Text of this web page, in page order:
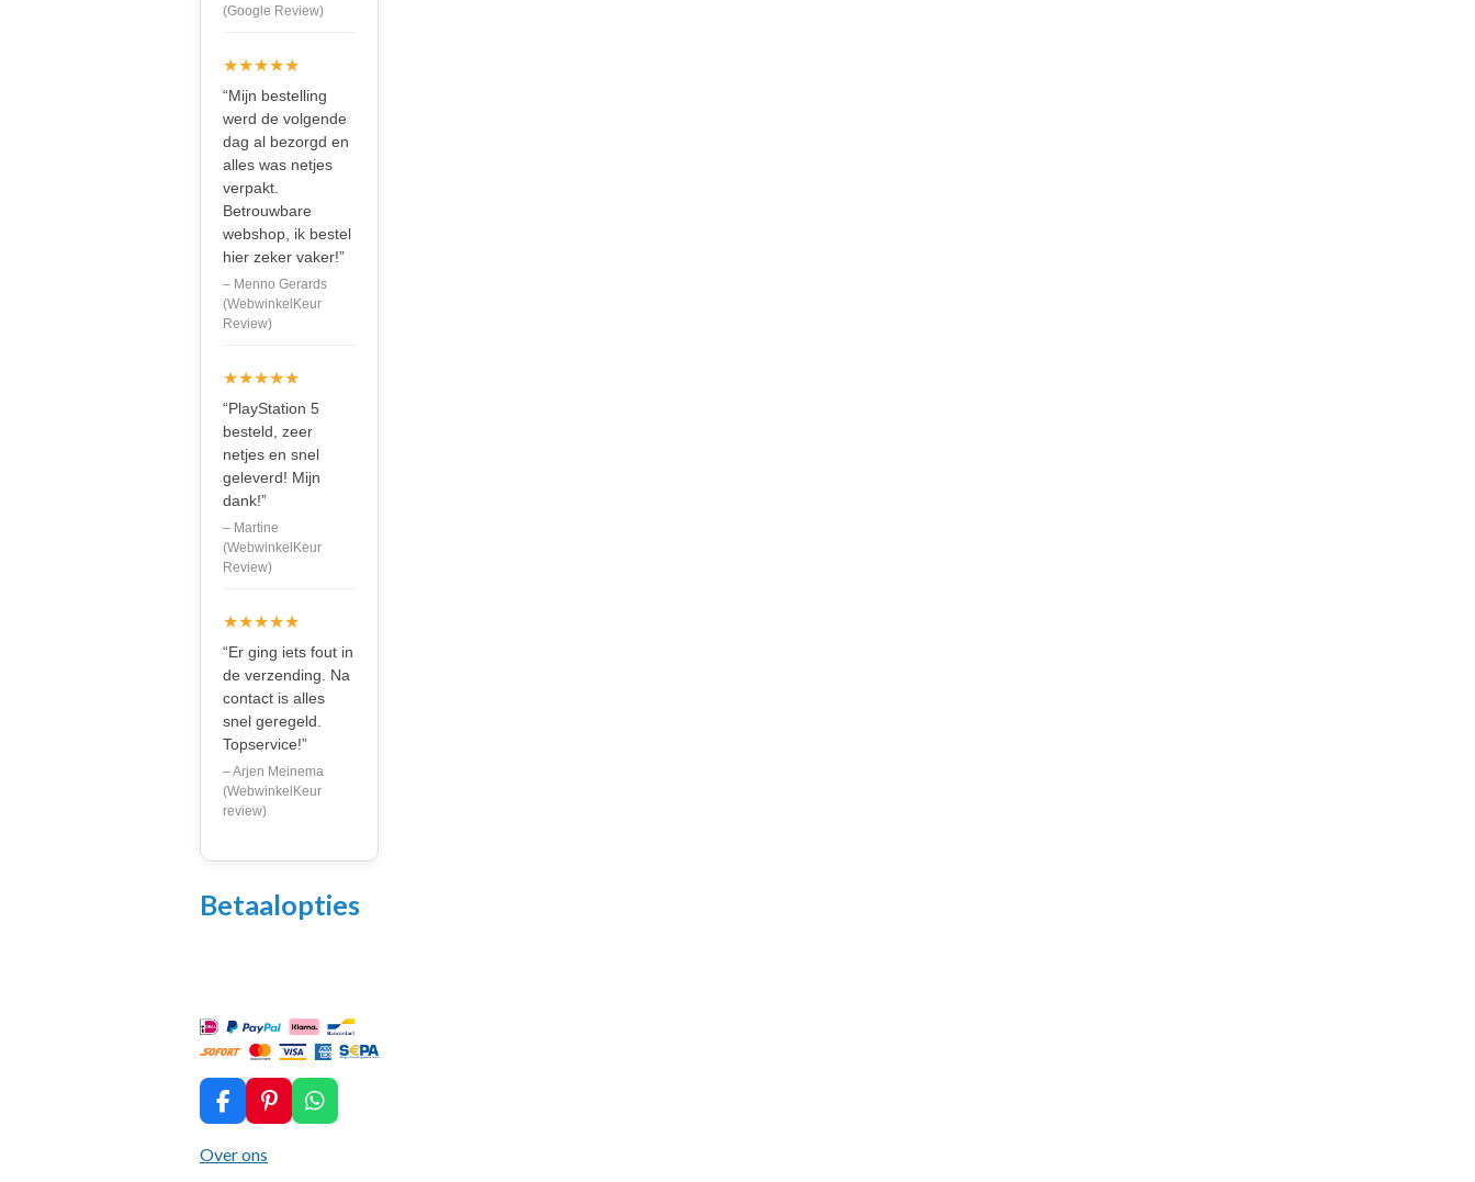
(Google Review)
★★★★★
“Mijn bestelling
werd de volgende
dag al bezorgd en
alles was netjes
verpakt.
Betrouwbare
webshop, ik bestel
hier zeker vaker!”
– Menno Gerards
(WebwinkelKeur
Review)
★★★★★
“PlayStation 5
besteld, zeer
netjes en snel
geleverd! Mijn
dank!”
– Martine
(WebwinkelKeur
Review)
★★★★★
“Er ging iets fout in
de verzending. Na
contact is alles
snel geregeld.
Topservice!”
– Arjen Meinema
(WebwinkelKeur
review)
Betaalopties
F
a
c
P
i
W
h
Over ons